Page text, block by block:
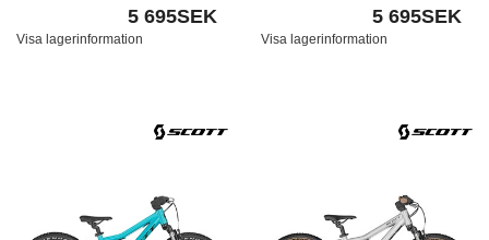
5 695SEK
Visa lagerinformation
5 695SEK
Visa lagerinformation